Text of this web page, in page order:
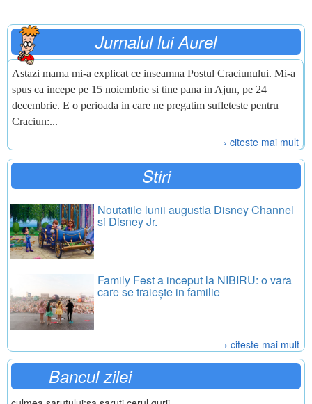
Jurnalul lui Aurel
Astazi mama mi-a explicat ce inseamna Postul Craciunului. Mi-a
spus ca incepe pe 15 noiembrie si tine pana in Ajun, pe 24
decembrie. E o perioada in care ne pregatim sufleteste pentru
Craciun:...
› citeste mai mult
Stiri
Noutatile lunii augustla Disney Channel
si Disney Jr.
Family Fest a inceput la NIBIRU: o vara
care se traiește in familie
› citeste mai mult
Bancul zilei